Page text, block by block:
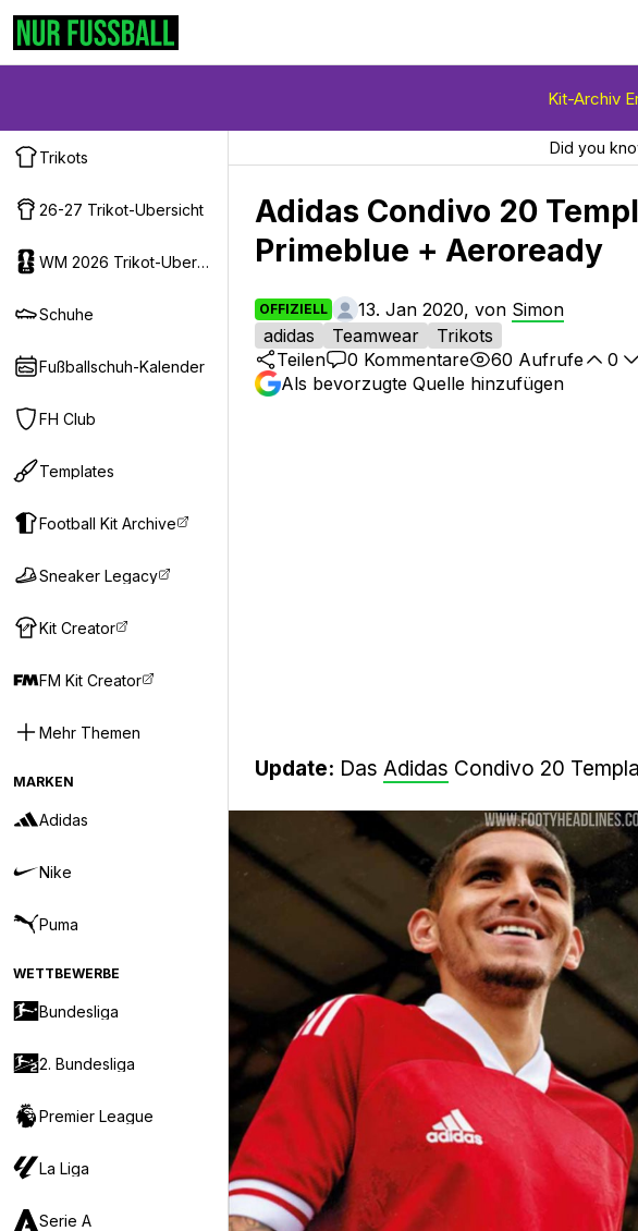
Kit-Archiv
Trikots
26-27 Trikot-Ubersicht
WM 2026 Trikot-Ubersicht
Schuhe
Fußballschuh-Kalender
FH Club
Templates
Football Kit Archive
Sneaker Legacy
Kit Creator
FM Kit Creator
Mehr Themen
MARKEN
Adidas
Nike
Puma
WETTBEWERBE
Bundesliga
2. Bundesliga
Premier League
La Liga
Serie A
Did you
Adidas Condivo 20
Primeblue + Aeroready
OFFIZIELL 13. Jan 2020, von Simon
adidas
Teamwear
Trikots
Teilen
0 Kommentare 60 Aufrufe 0
Als bevorzugte Quelle hinzufügen
Update: Das Adidas Condivo 20